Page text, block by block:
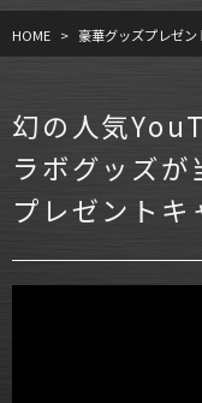
HOME 豪華グッズプレゼン
幻の人気
ラボグッズが
プレゼントキ